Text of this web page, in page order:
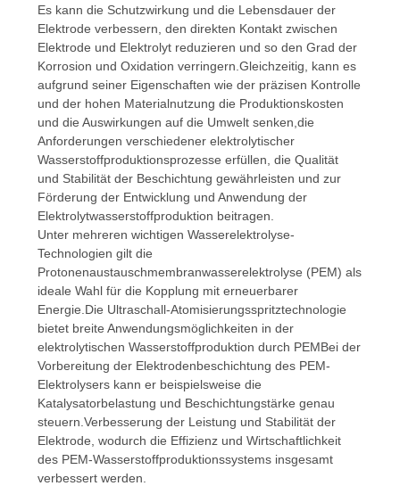
Es kann die Schutzwirkung und die Lebensdauer der
Elektrode verbessern, den direkten Kontakt zwischen
Elektrode und Elektrolyt reduzieren und so den Grad der
Korrosion und Oxidation verringern.Gleichzeitig, kann es
aufgrund seiner Eigenschaften wie der präzisen Kontrolle
und der hohen Materialnutzung die Produktionskosten
und die Auswirkungen auf die Umwelt senken,die
Anforderungen verschiedener elektrolytischer
Wasserstoffproduktionsprozesse erfüllen, die Qualität
und Stabilität der Beschichtung gewährleisten und zur
Förderung der Entwicklung und Anwendung der
Elektrolytwasserstoffproduktion beitragen.
Unter mehreren wichtigen Wasserelektrolyse-
Technologien gilt die
Protonenaustauschmembranwasserelektrolyse (PEM) als
ideale Wahl für die Kopplung mit erneuerbarer
Energie.Die Ultraschall-Atomisierungsspritztechnologie
bietet breite Anwendungsmöglichkeiten in der
elektrolytischen Wasserstoffproduktion durch PEMBei der
Vorbereitung der Elektrodenbeschichtung des PEM-
Elektrolysers kann er beispielsweise die
Katalysatorbelastung und Beschichtungstärke genau
steuern.Verbesserung der Leistung und Stabilität der
Elektrode, wodurch die Effizienz und Wirtschaftlichkeit
des PEM-Wasserstoffproduktionssystems insgesamt
verbessert werden.